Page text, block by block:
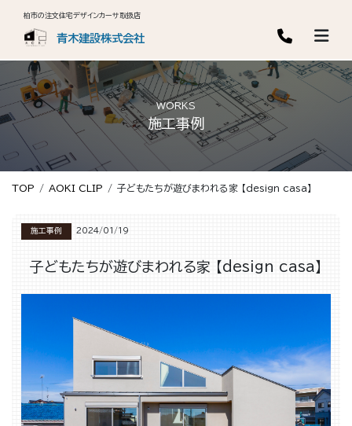
柏市の注文住宅デザインカーサ取扱店
青木建設株式会社
WORKS
施工事例
TOP AOKI CLIP 子どもたちが遊びまわれる家 【design casa】
施工事例 2024/01/19
子どもたちが遊びまわれる家 【design casa】